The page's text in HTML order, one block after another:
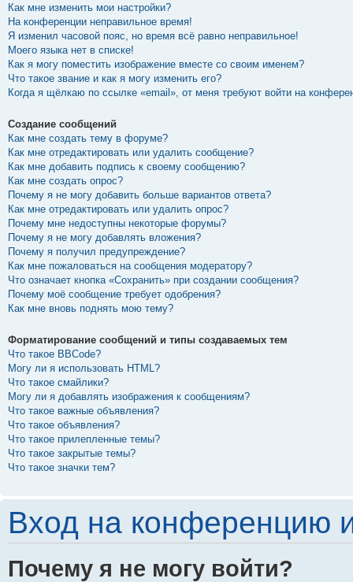
Как мне изменить мои настройки?
На конференции неправильное время!
Я изменил часовой пояс, но время всё равно неправильное!
Моего языка нет в списке!
Как я могу поместить изображение вместе со своим именем?
Что такое звание и как я могу изменить его?
Когда я щёлкаю по ссылке «email», от меня требуют войти на
Создание сообщений
Как мне создать тему в форуме?
Как мне отредактировать или удалить сообщение?
Как мне добавить подпись к своему сообщению?
Как мне создать опрос?
Почему я не могу добавить больше вариантов ответа?
Как мне отредактировать или удалить опрос?
Почему мне недоступны некоторые форумы?
Почему я не могу добавлять вложения?
Почему я получил предупреждение?
Как мне пожаловаться на сообщения модератору?
Что означает кнопка «Сохранить» при создании сообщения?
Почему моё сообщение требует одобрения?
Как мне вновь поднять мою тему?
Форматирование сообщений и типы создаваемых тем
Что такое BBCode?
Могу ли я использовать HTML?
Что такое смайлики?
Могу ли я добавлять изображения к сообщениям?
Что такое важные объявления?
Что такое объявления?
Что такое прилепленные темы?
Что такое закрытые темы?
Что такое значки тем?
Вход на конференцию
Почему я не могу войти?